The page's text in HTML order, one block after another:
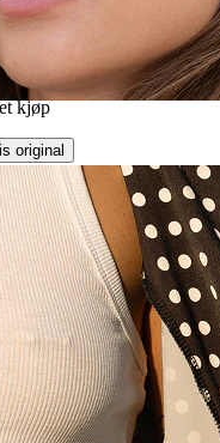
mm
levering, passer perfekt
kjøp
original
med mange
Bekreftet kjøp
original